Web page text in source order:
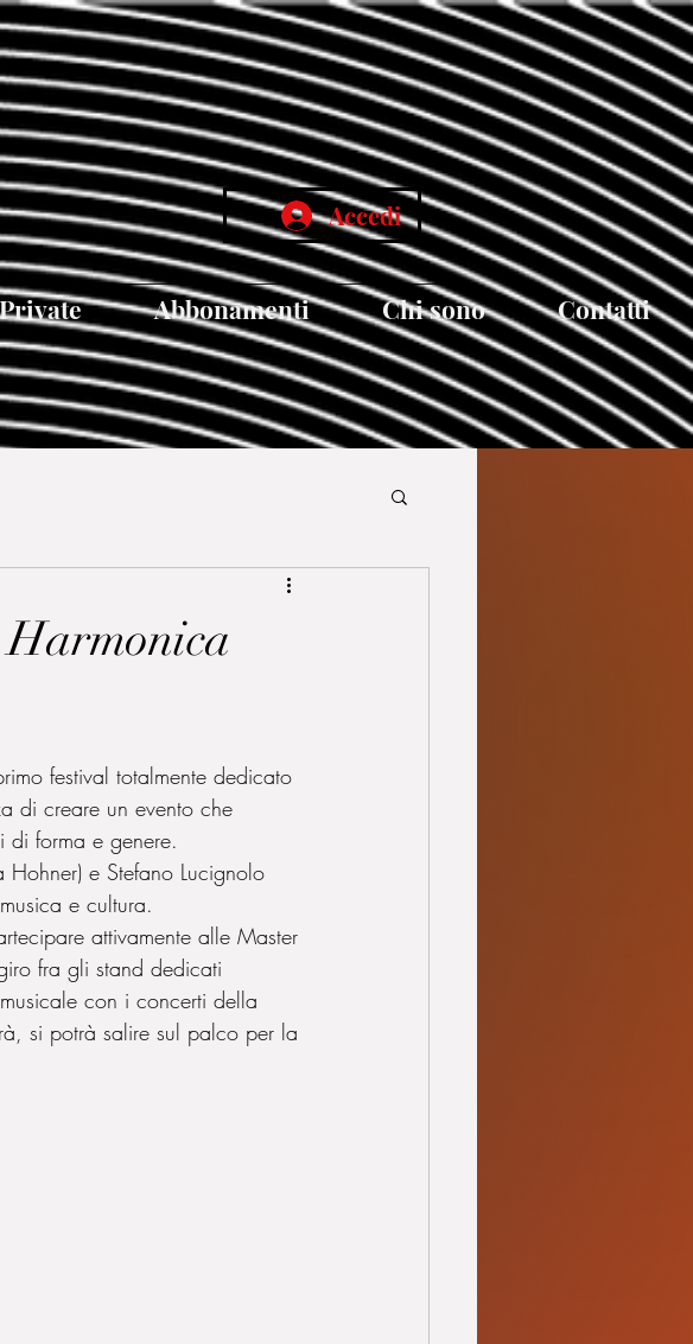
Accedi
Abbonamenti Chi sono Contatti
festival totalmente dedicato
di creare un evento che
di forma e genere.
e Stefano Lucignolo
e cultura.
attivamente alle Master
fra gli stand dedicati
con i concerti della
si potrà salire sul palco per la